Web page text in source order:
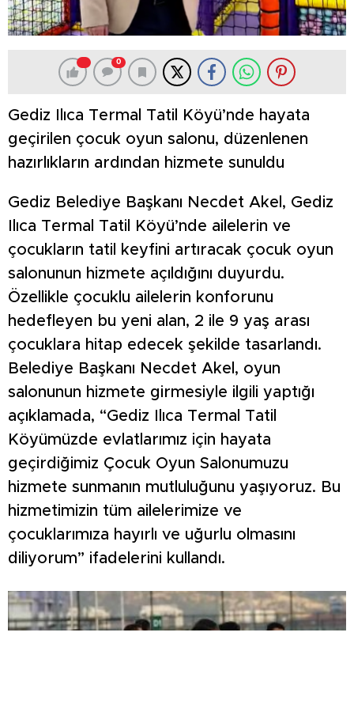
0
Gediz Ilıca Termal Tatil Köyü’nde hayata
geçirilen çocuk oyun salonu, düzenlenen
hazırlıkların ardından hizmete sunuldu
Gediz Belediye Başkanı Necdet Akel, Gediz
Ilıca Termal Tatil Köyü’nde ailelerin ve
çocukların tatil keyfini artıracak çocuk oyun
salonunun hizmete açıldığını duyurdu.
Özellikle çocuklu ailelerin konforunu
hedefleyen bu yeni alan, 2 ile 9 yaş arası
çocuklara hitap edecek şekilde tasarlandı.
Belediye Başkanı Necdet Akel, oyun
salonunun hizmete girmesiyle ilgili yaptığı
açıklamada, “Gediz Ilıca Termal Tatil
Köyümüzde evlatlarımız için hayata
geçirdiğimiz Çocuk Oyun Salonumuzu
hizmete sunmanın mutluluğunu yaşıyoruz. Bu
hizmetimizin tüm ailelerimize ve
çocuklarımıza hayırlı ve uğurlu olmasını
diliyorum” ifadelerini kullandı.